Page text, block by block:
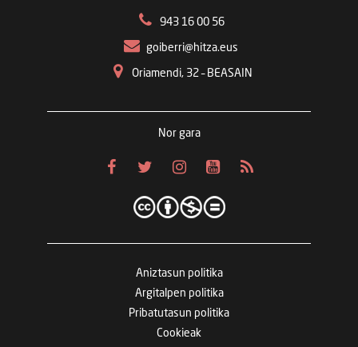
943 16 00 56
goiberri@hitza.eus
Oriamendi, 32 – BEASAIN
Nor gara
Aniztasun politika
Argitalpen politika
Pribatutasun politika
Cookieak